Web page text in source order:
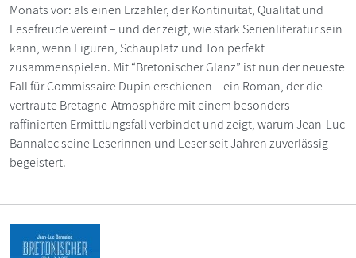
Monats vor: als einen Erzähler, der Kontinuität, Qualität und
Lesefreude vereint – und der zeigt, wie stark Serienliteratur sein
kann, wenn Figuren, Schauplatz und Ton perfekt
zusammenspielen. Mit “Bretonischer Glanz” ist nun der neueste
Fall für Commissaire Dupin erschienen – ein Roman, der die
vertraute Bretagne-Atmosphäre mit einem besonders
raffinierten Ermittlungsfall verbindet und zeigt, warum Jean-Luc
Bannalec seine Leserinnen und Leser seit Jahren zuverlässig
begeistert.